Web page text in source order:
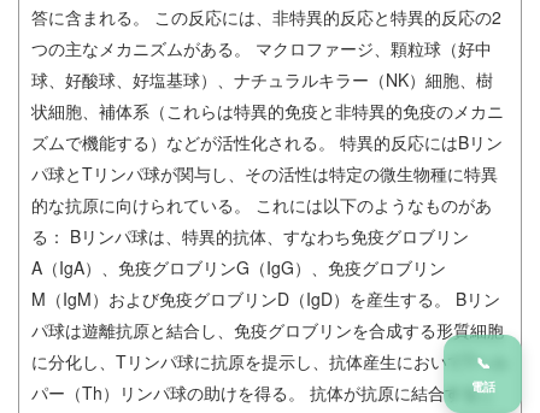
答に含まれる。 この反応には、非特異的反応と特異的反応の2
つの主なメカニズムがある。 マクロファージ、顆粒球（好中
球、好酸球、好塩基球）、ナチュラルキラー（NK）細胞、樹
状細胞、補体系（これらは特異的免疫と非特異的免疫のメカニ
ズムで機能する）などが活性化される。 特異的反応にはBリン
パ球とTリンパ球が関与し、その活性は特定の微生物種に特異
的な抗原に向けられている。 これには以下のようなものがあ
る： Bリンパ球は、特異的抗体、すなわち免疫グロブリン
A（IgA）、免疫グロブリンG（IgG）、免疫グロブリン
M（IgM）および免疫グロブリンD（IgD）を産生する。 Bリン
パ球は遊離抗原と結合し、免疫グロブリンを合成する形質細胞
に分化し、Tリンパ球に抗原を提示し、抗体産生においてTヘル
パー（Th）リンパ球の助けを得る。 抗体が抗原に結合するこ
📞
電話